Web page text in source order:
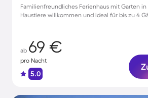
Familienfreundliches Ferienhaus mit Garten
Haustiere willkommen und ideal für bis zu 4
ab 69 €
pro Nacht
5.0